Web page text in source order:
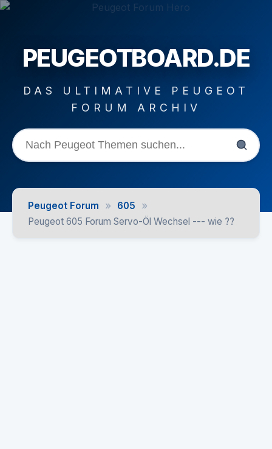
PEUGEOTBOARD.DE
DAS ULTIMATIVE PEUGEOT
FORUM ARCHIV
Peugeot Forum » 605 »
Peugeot 605 Forum Servo-Öl Wechsel --- wie ??